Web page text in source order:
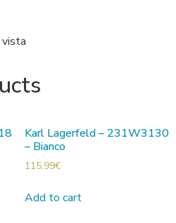
Karl Lagerfeld – 231W3130
– Bianco
115,99€
Add to cart